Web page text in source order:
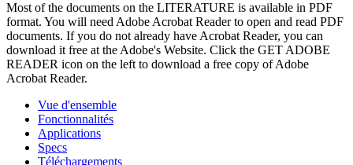
Most of the documents on the LITERATURE is available in PDF
format. You will need Adobe Acrobat Reader to open and read PDF
documents. If you do not already have Acrobat Reader, you can
download it free at the Adobe's Website. Click the GET ADOBE
READER icon on the left to download a free copy of Adobe
Acrobat Reader.
Vue d'ensemble
Fonctionnalités
Applications
Specs
Téléchargements